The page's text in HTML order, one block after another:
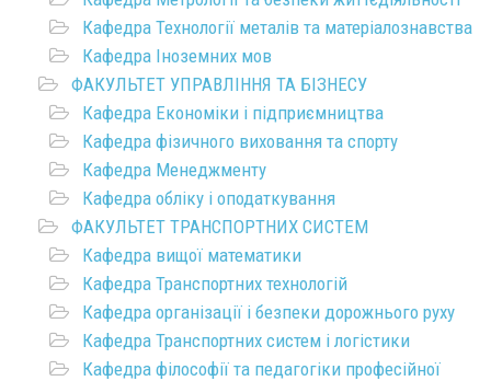
Кафедра Технології металів та матеріалознавства
Кафедра Іноземних мов
ФАКУЛЬТЕТ УПРАВЛІННЯ ТА БІЗНЕСУ
Кафедра Економіки і підприємництва
Кафедра фізичного виховання та спорту
Кафедра Менеджменту
Кафедра обліку і оподаткування
ФАКУЛЬТЕТ ТРАНСПОРТНИХ СИСТЕМ
Кафедра вищої математики
Кафедра Транспортних технологій
Кафедра організації і безпеки дорожнього руху
Кафедра Транспортних систем і логістики
Кафедра філософії та педагогіки професійної